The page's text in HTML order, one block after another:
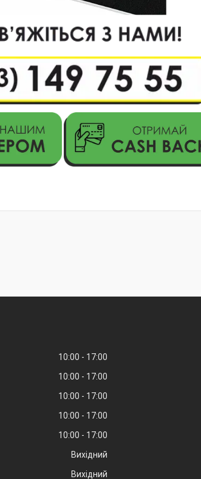
10:00
17:00
10:00
17:00
10:00
17:00
10:00
17:00
10:00
17:00
Вихідний
Вихідний